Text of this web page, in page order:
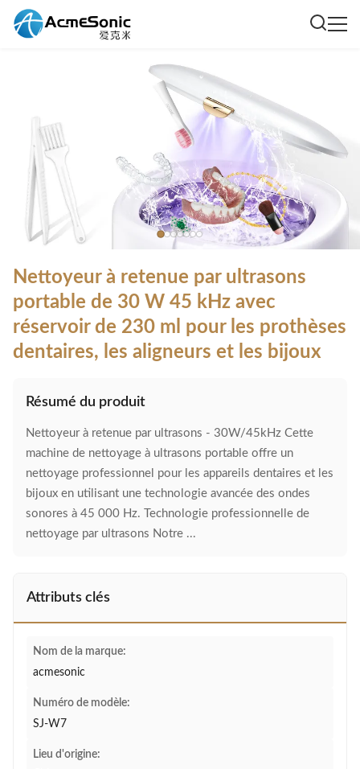
Nettoyeur à retenue par ultrasons
portable de 30 W 45 kHz avec
réservoir de 230 ml pour les prothèses
dentaires, les aligneurs et les bijoux
Résumé du produit
Nettoyeur à retenue par ultrasons - 30W/45kHz Cette
machine de nettoyage à ultrasons portable offre un
nettoyage professionnel pour les appareils dentaires et les
bijoux en utilisant une technologie avancée des ondes
sonores à 45 000 Hz. Technologie professionnelle de
nettoyage par ultrasons Notre ...
Attributs clés
Nom de la marque:
acmesonic
Numéro de modèle:
SJ-W7
Lieu d'origine: